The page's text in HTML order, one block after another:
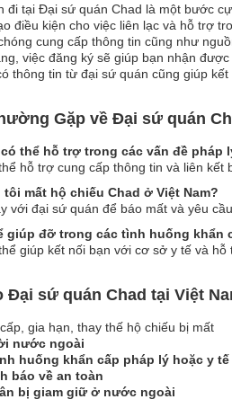
đi tại Đại sứ quán Chad là một bước
điều kiện cho việc liên lạc và hỗ trợ
cung cấp thông tin cũng như
việc đăng ký sẽ giúp bạn nhận
thông tin từ đại sứ quán cũng giúp
Gặp về Đại sứ quán
thể hỗ trợ trong các vấn đề pháp
hỗ trợ cung cấp thông tin và liên
mất hộ chiếu Chad ở Việt Nam?
với đại sứ quán để báo mất và yêu
giúp đỡ trong các tình huống khẩn
giúp kết nối bạn với cơ sở y tế và
Đại sứ quán Chad tại Việt
cấp, gia hạn, thay thế hộ chiếu bị mất
nước ngoài
huống khẩn cấp pháp lý hoặc y tế
báo về an toàn
bị giam giữ ở nước ngoài